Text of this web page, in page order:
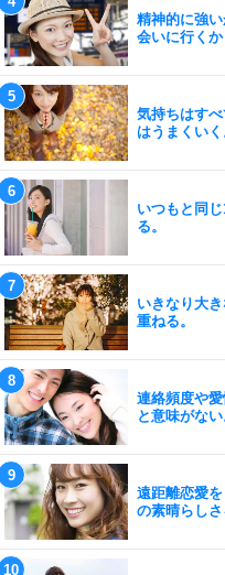
精神的に強い
会いに行くか
気持ちはす
はうまくいく
いつもと同
る。
いきなり大
重ねる。
連絡頻度や
と意味がない
遠距離恋愛
の素晴らしさ